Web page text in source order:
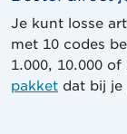
Je kunt losse
met 10 codes
1.000, 10.000
pakket dat bij je